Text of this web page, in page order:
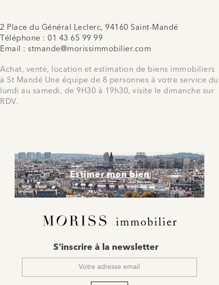
2 Place du Général Leclerc, 94160 Saint-Mandé
Téléphone : 01 43 65 99 99
Email : stmande@morissimmobilier.com
Achat, vente, location et estimation de biens immobiliers
à St Mandé Une équipe de 8 personnes à votre service du
lundi au samedi, de 9H30 à 19h30, visite le dimanche sur
RDV.
Estimer mon bien
mail
S'inscrire à la newsletter